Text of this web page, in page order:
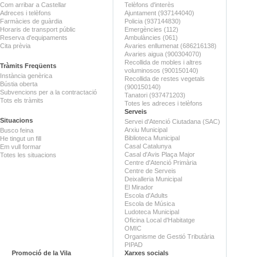
Com arribar a Castellar
Adreces i telèfons
Farmàcies de guàrdia
Horaris de transport públic
Reserva d'equipaments
Cita prèvia
Tràmits Freqüents
Instància genèrica
Bústia oberta
Subvencions per a la contractació
Tots els tràmits
Situacions
Busco feina
He tingut un fill
Em vull formar
Totes les situacions
Telèfons d'interès
Ajuntament (937144040)
Policia (937144830)
Emergències (112)
Ambulàncies (061)
Avaries enllumenat (686216138)
Avaries aigua (900304070)
Recollida de mobles i altres
voluminosos (900150140)
Recollida de restes vegetals
(900150140)
Tanatori (937471203)
Totes les adreces i telèfons
Serveis
Servei d'Atenció Ciutadana (SAC)
Arxiu Municipal
Biblioteca Municipal
Casal Catalunya
Casal d'Avis Plaça Major
Centre d'Atenció Primària
Centre de Serveis
Deixalleria Municipal
El Mirador
Escola d'Adults
Escola de Música
Ludoteca Municipal
Oficina Local d'Habitatge
OMIC
Organisme de Gestió Tributària
PIPAD
Promoció de la Vila
Xarxes socials